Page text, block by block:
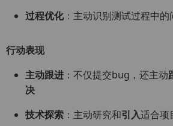
过程优化：主动识别测试过程中的
行动表现
主动跟进 ：不仅提交bug，还主动
决
技术探索 ：主动研究和引入适合项